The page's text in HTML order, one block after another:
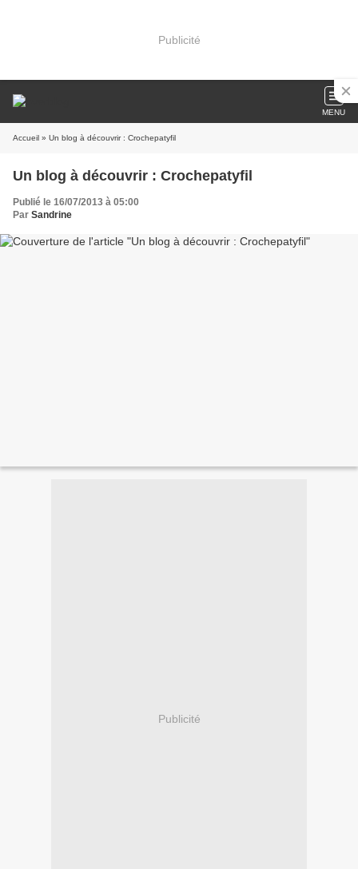
Publicité
MENU
Accueil » Un blog à découvrir : Crochepatyfil
Un blog à découvrir : Crochepatyfil
Publié le 16/07/2013 à 05:00
Par Sandrine
Publicité